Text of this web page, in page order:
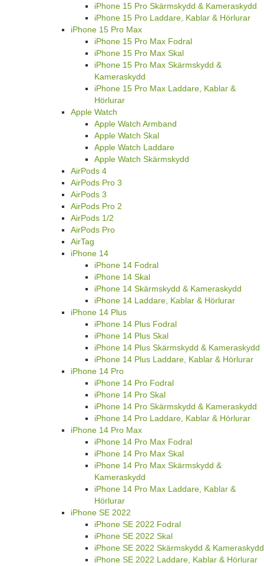
iPhone 15 Pro Skärmskydd & Kameraskydd
iPhone 15 Pro Laddare, Kablar & Hörlurar
iPhone 15 Pro Max
iPhone 15 Pro Max Fodral
iPhone 15 Pro Max Skal
iPhone 15 Pro Max Skärmskydd &
Kameraskydd
iPhone 15 Pro Max Laddare, Kablar &
Hörlurar
Apple Watch
Apple Watch Armband
Apple Watch Skal
Apple Watch Laddare
Apple Watch Skärmskydd
AirPods 4
AirPods Pro 3
AirPods 3
AirPods Pro 2
AirPods 1/2
AirPods Pro
AirTag
iPhone 14
iPhone 14 Fodral
iPhone 14 Skal
iPhone 14 Skärmskydd & Kameraskydd
iPhone 14 Laddare, Kablar & Hörlurar
iPhone 14 Plus
iPhone 14 Plus Fodral
iPhone 14 Plus Skal
iPhone 14 Plus Skärmskydd & Kameraskydd
iPhone 14 Plus Laddare, Kablar & Hörlurar
iPhone 14 Pro
iPhone 14 Pro Fodral
iPhone 14 Pro Skal
iPhone 14 Pro Skärmskydd & Kameraskydd
iPhone 14 Pro Laddare, Kablar & Hörlurar
iPhone 14 Pro Max
iPhone 14 Pro Max Fodral
iPhone 14 Pro Max Skal
iPhone 14 Pro Max Skärmskydd &
Kameraskydd
iPhone 14 Pro Max Laddare, Kablar &
Hörlurar
iPhone SE 2022
iPhone SE 2022 Fodral
iPhone SE 2022 Skal
iPhone SE 2022 Skärmskydd & Kameraskydd
iPhone SE 2022 Laddare, Kablar & Hörlurar